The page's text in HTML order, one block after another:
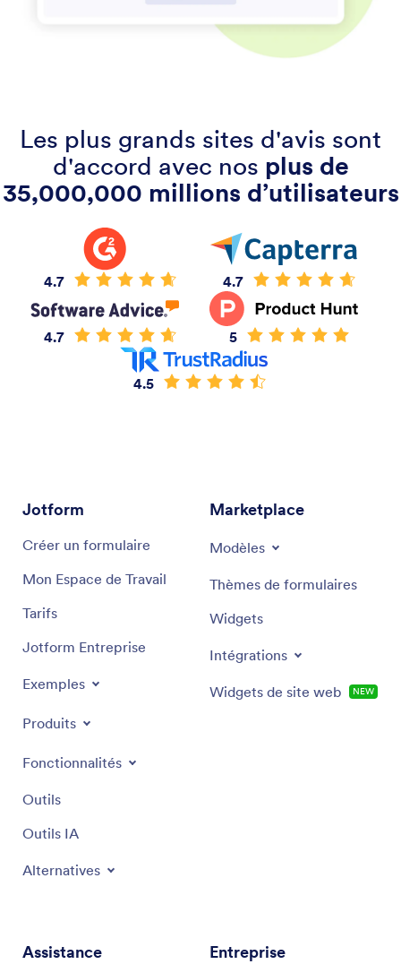
Les plus grands sites d'avis sont
d'accord avec nos plus de
35,000,000 millions d’utilisateurs
4.7 4.7
4.7 5
4.5
Jotform
Créer un formulaire
Mon Espace de Travail
Tarifs
Jotform Entreprise
Exemples
Produits
Fonctionnalités
Outils
Outils IA
Alternatives
Marketplace
Modèles
Thèmes de formulaires
Widgets
Intégrations
Widgets de site web NEW
Assistance Entreprise